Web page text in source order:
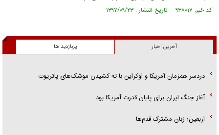
کد خبر: ۹۳۸۰۱۷ تاریخ انتشار : ۱۳۹۷/۰۹/۲۳
آخرین اخبار پربازدید ها
دردسر همزمان آمریکا و اوکراین با ته کشیدن موشک‌های پاتریوت
آغاز جنگ ایران برای پایان قدرت آمریکا بود
اربعین؛ زبان مشترک قدم‌ها